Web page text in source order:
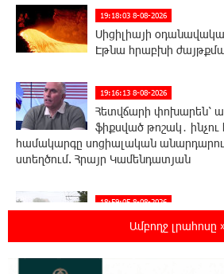
19:18:03 8-08-2026
Սիցիլիայի
Էթնա հրաբխի
19:16:13 8-08-2026
Հետվճարի փոխարեն՝
ֆիքսված թոշակ․ ինչու
համակարգը սոցիալական
ստեղծում. Հրայր Կամենդատյան
18:59:05 8-08-2026
Երևանի Կենտրոնում
պարունակությունը
Ամբողջ լրահոսը